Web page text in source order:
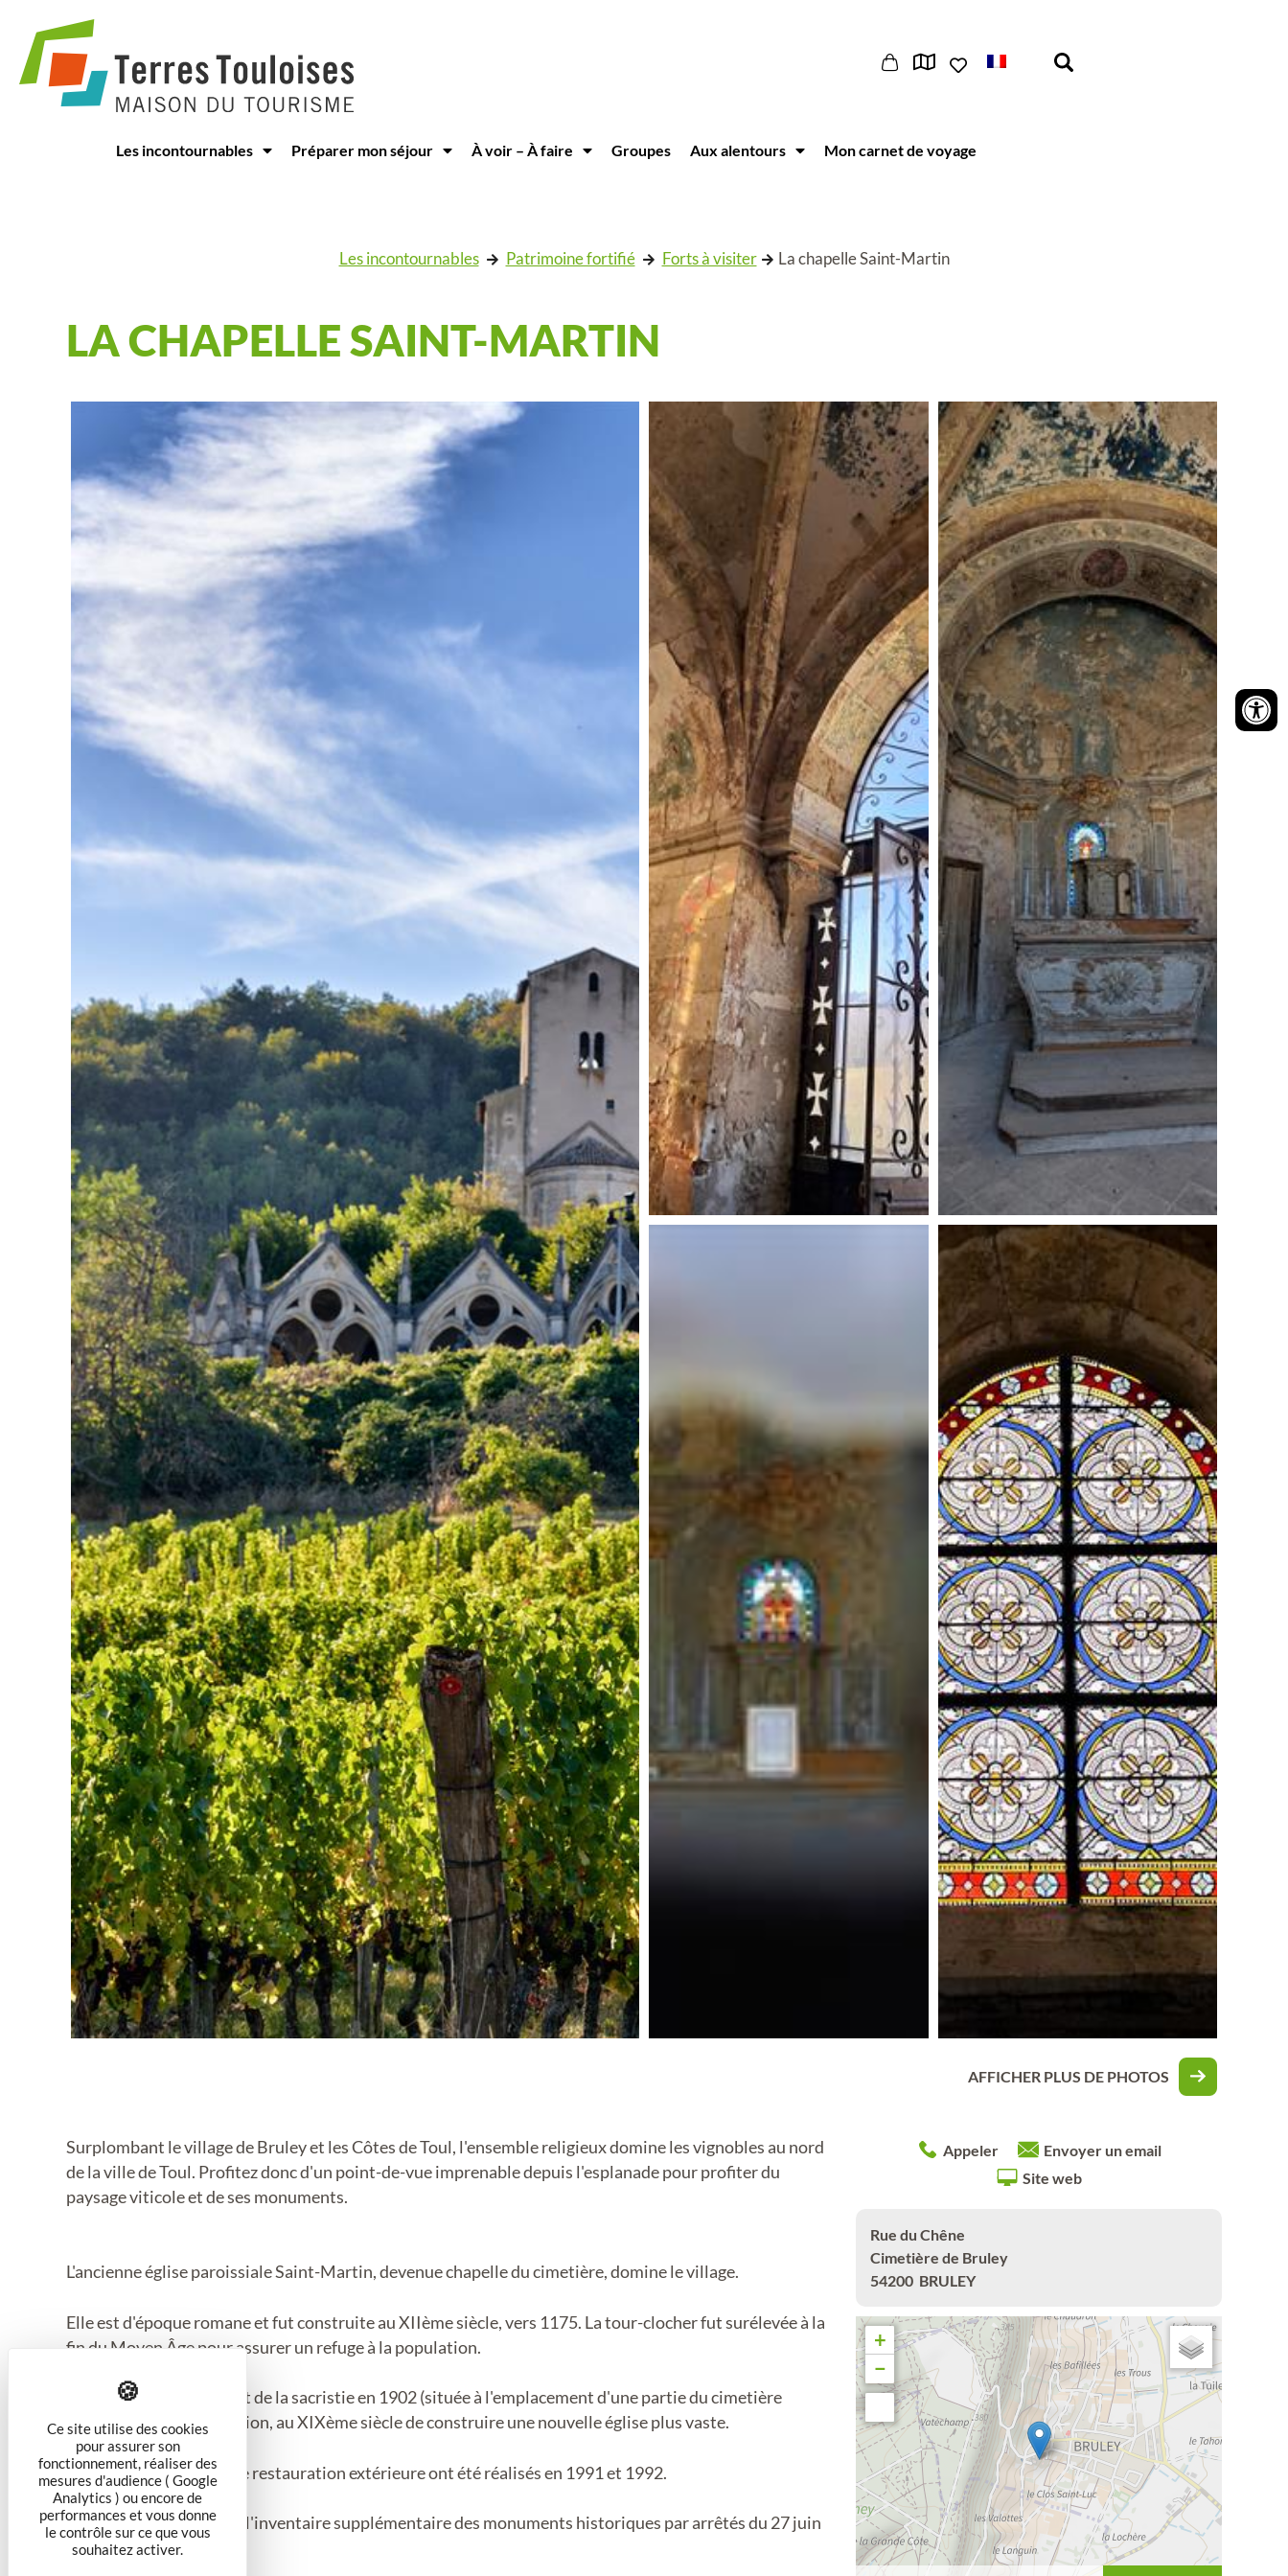
Les incontournables Préparer mon séjour À voir – À faire Groupes Aux alentours Mon carnet de voyage
Les incontournables Patrimoine fortifié Forts à visiter La chapelle Saint-Martin
LA CHAPELLE SAINT-MARTIN
AFFICHER PLUS DE PHOTOS
Appeler
Envoyer un email
Site web
Rue du Chêne
Cimetière de Bruley
54200 BRULEY
+
−
Surplombant le village de Bruley et les Côtes de Toul, l'ensemble religieux domine les vignobles au nord
de la ville de Toul. Profitez donc d'un point-de-vue imprenable depuis l'esplanade pour profiter du
paysage viticole et de ses monuments.
L'ancienne église paroissiale Saint-Martin, devenue chapelle du cimetière, domine le village.
Elle est d'époque romane et fut construite au XIIème siècle, vers 1175. La tour-clocher fut surélevée à la
fin du Moyen Âge pour assurer un refuge à la population.
La démolition de la nef et de la sacristie en 1902 (située à l'emplacement d'une partie du cimetière
actuel) fit suite à la décision, au XIXème siècle de construire une nouvelle église plus vaste.
D'importants travaux de restauration extérieure ont été réalisés en 1991 et 1992.
La chapelle est classée à l'inventaire supplémentaire des monuments historiques par arrêtés du 27 juin
1984.
Ce site utilise des cookies
pour assurer son
fonctionnement, réaliser des
mesures d'audience ( Google
Analytics ) ou encore de
performances et vous donne
le contrôle sur ce que vous
souhaitez activer.